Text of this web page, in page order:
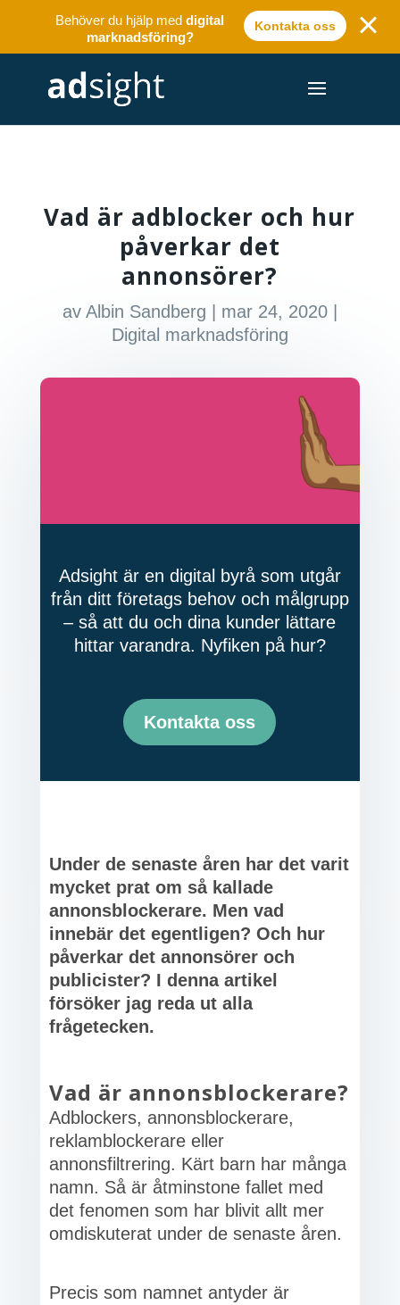
Behöver du hjälp meddigital
marknadsföring?
Kontakta oss
Vad är adblocker och hur
påverkar det
annonsörer?
av Albin Sandberg mar 24, 2020|
Digital marknadsföring
Adsight är en digital byrå som utgår
från ditt företags behov och målgrupp
– så att du och dina kunder lättare
hittar varandra. Nyfiken på hur?
Kontakta oss
Under de senaste åren har det varit
mycket prat om så kallade
annonsblockerare. Men vad
innebär det egentligen? Och hur
påverkar det annonsörer och
publicister? I denna artikel
försöker jag reda ut alla
frågetecken.
Vad är annonsblockerare?
Adblockers, annonsblockerare,
reklamblockerare eller
annonsfiltrering. Kärt barn har många
namn. Så är åtminstone fallet med
det fenomen som har blivit allt mer
omdiskuterat under de senaste åren.
Precis som namnet antyder är